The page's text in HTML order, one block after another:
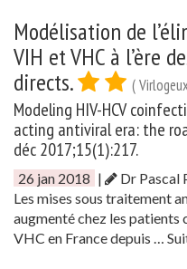
Modélisation de
VIH et VHC à l’ère
directs.
(
Modeling HIV-HCV
acting antiviral era: the
déc 2017;15(1):217.
26 jan 2018 |
Dr Pascal
Les mises sous traitement
augmenté chez les
VHC en France depuis …